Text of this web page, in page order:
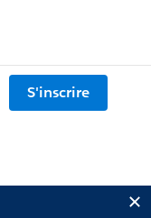
S'inscrire